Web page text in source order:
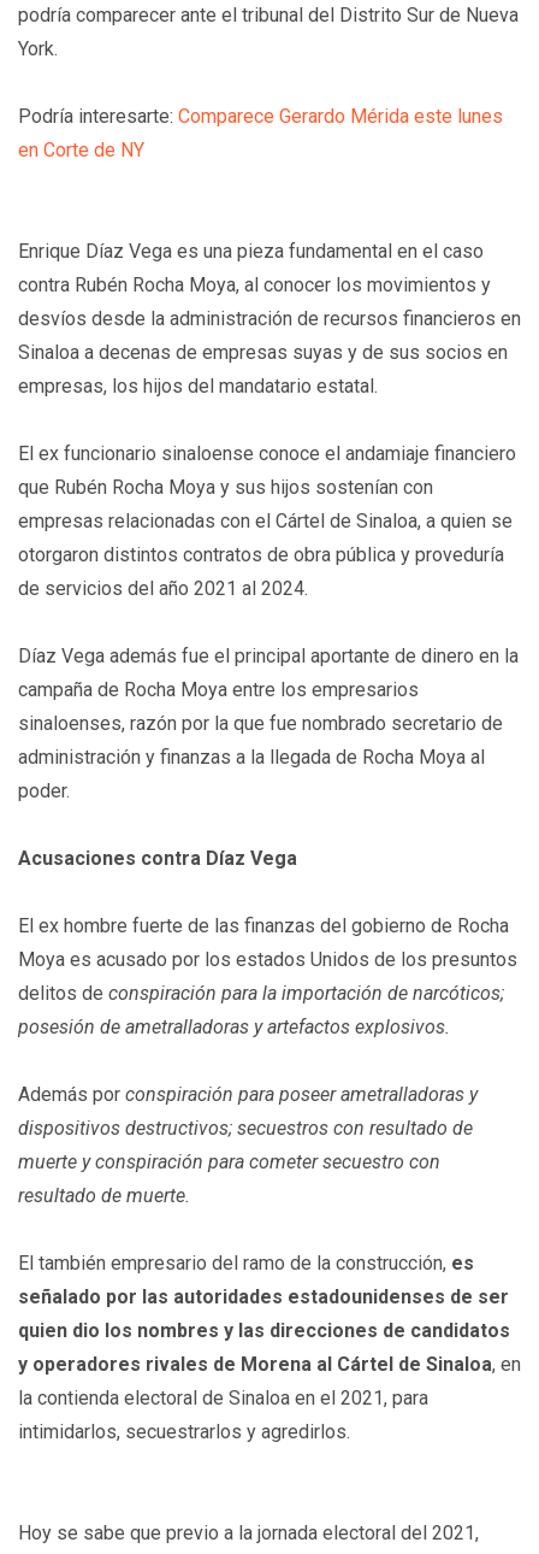
podría comparecer ante el tribunal del Distrito Sur de Nueva
York.
Podría interesarte: Comparece Gerardo Mérida este lunes
en Corte de NY
Enrique Díaz Vega es una pieza fundamental en el caso
contra Rubén Rocha Moya, al conocer los movimientos y
desvíos desde la administración de recursos financieros en
Sinaloa a decenas de empresas suyas y de sus socios en
empresas, los hijos del mandatario estatal.
El ex funcionario sinaloense conoce el andamiaje financiero
que Rubén Rocha Moya y sus hijos sostenían con
empresas relacionadas con el Cártel de Sinaloa, a quien se
otorgaron distintos contratos de obra pública y proveduría
de servicios del año 2021 al 2024.
Díaz Vega además fue el principal aportante de dinero en la
campaña de Rocha Moya entre los empresarios
sinaloenses, razón por la que fue nombrado secretario de
administración y finanzas a la llegada de Rocha Moya al
poder.
Acusaciones contra Díaz Vega
El ex hombre fuerte de las finanzas del gobierno de Rocha
Moya es acusado por los estados Unidos de los presuntos
delitos de conspiración para la importación de narcóticos;
posesión de ametralladoras y artefactos explosivos.
Además por conspiración para poseer ametralladoras y
dispositivos destructivos; secuestros con resultado de
muerte y conspiración para cometer secuestro con
resultado de muerte.
El también empresario del ramo de la construcción, es
señalado por las autoridades estadounidenses de ser
quien dio los nombres y las direcciones de candidatos
y operadores rivales de Morena al Cártel de Sinaloa, en
la contienda electoral de Sinaloa en el 2021, para
intimidarlos, secuestrarlos y agredirlos.
Hoy se sabe que previo a la jornada electoral del 2021,